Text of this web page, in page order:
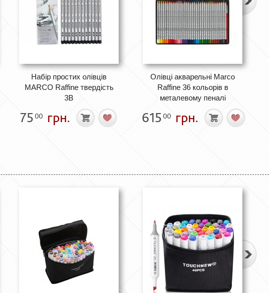
Набір простих олівців
MARCO Raffine твердість
3В
75 00 грн.
Олівці акварельні Marco
Raffine 36 кольорів в
металевому пеналі
615 00 грн.